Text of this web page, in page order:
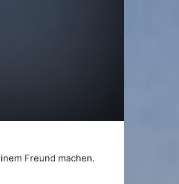
Freund machen.